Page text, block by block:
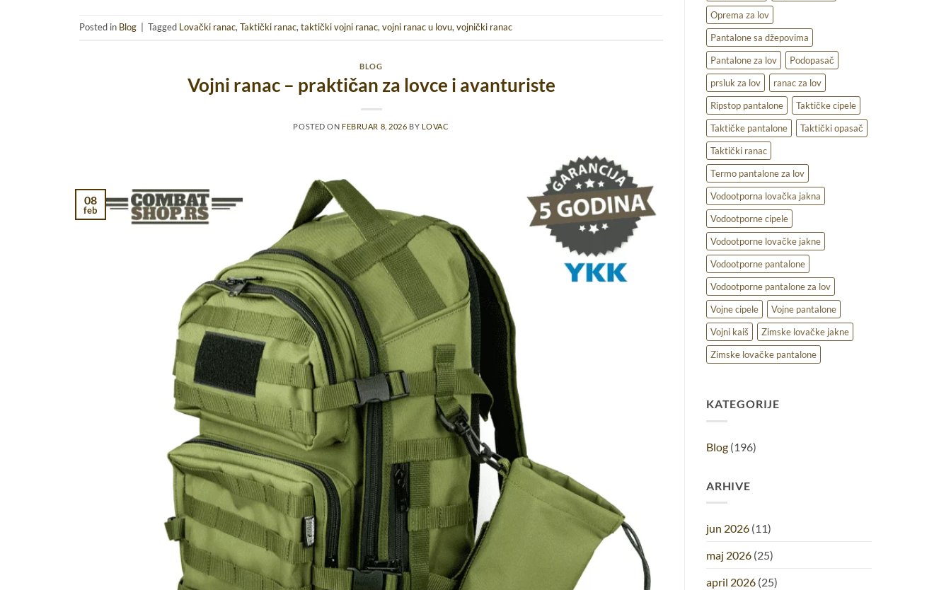
Posted in Blog Tagged Lovački ranac, Taktički ranac, taktički vojni ranac, vojni ranac u lovu, vojnički ranac
BLOG
Vojni ranac – praktičan za lovce i avanturiste
POSTED ON FEBRUAR 8, 2026 BY LOVAC
08
feb
Oprema za lov
Pantalone sa džepovima
Pantalone za lov
Podopasač
prsluk za lov
ranac za lov
Ripstop pantalone
Taktičke cipele
Taktičke pantalone
Taktički opasač
Taktički ranac
Termo pantalone za lov
Vodootporna lovačka jakna
Vodootporne cipele
Vodootporne lovačke jakne
Vodootporne pantalone
Vodootporne pantalone za lov
Vojne cipele
Vojne pantalone
Vojni kaiš
Zimske lovačke jakne
Zimske lovačke pantalone
KATEGORIJE
Blog (196)
ARHIVE
jun 2026 (11)
maj 2026 (25)
april 2026 (25)